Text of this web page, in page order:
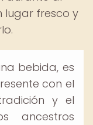
lugar fresco y
bebida, es
con el
y el
ancestros